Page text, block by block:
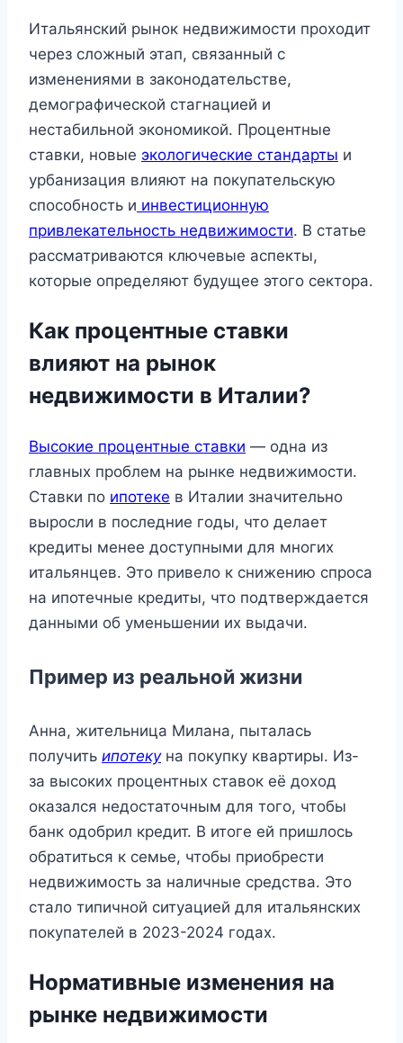
Итальянский рынок недвижимости проходит
через сложный этап, связанный с
изменениями в законодательстве,
демографической стагнацией и
нестабильной экономикой. Процентные
ставки, новые экологические стандарты и
урбанизация влияют на покупательскую
способность и инвестиционную
привлекательность недвижимости. В статье
рассматриваются ключевые аспекты,
которые определяют будущее этого сектора.
Как процентные ставки
влияют на рынок
недвижимости в Италии?
Высокие процентные ставки — одна из
главных проблем на рынке недвижимости.
Ставки по ипотеке в Италии значительно
выросли в последние годы, что делает
кредиты менее доступными для многих
итальянцев. Это привело к снижению спроса
на ипотечные кредиты, что подтверждается
данными об уменьшении их выдачи.
Пример из реальной жизни
Анна, жительница Милана, пыталась
получить ипотекуна покупку квартиры. Из-
за высоких процентных ставок её доход
оказался недостаточным для того, чтобы
банк одобрил кредит. В итоге ей пришлось
обратиться к семье, чтобы приобрести
недвижимость за наличные средства. Это
стало типичной ситуацией для итальянских
покупателей в 2023-2024 годах.
Нормативные изменения на
рынке недвижимости